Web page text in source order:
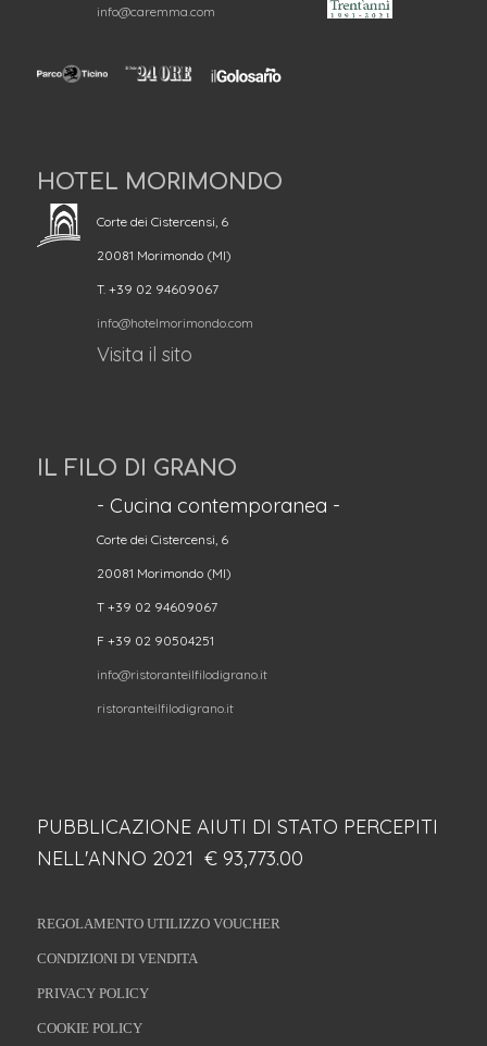
info@caremma.com
HOTEL MORIMONDO
Corte dei Cistercensi, 6
20081 Morimondo (MI)
T. +39 02 94609067
info@hotelmorimondo.com
Visita il sito
IL FILO DI GRANO
- Cucina contemporanea -
Corte dei Cistercensi, 6
20081 Morimondo (MI)
T +39 02 94609067
F +39 02 90504251
info@ristoranteilfilodigrano.it
ristoranteilfilodigrano.it
PUBBLICAZIONE AIUTI DI STATO PERCEPITI
NELL'ANNO 2021 € 93,773.00
REGOLAMENTO UTILIZZO VOUCHER
CONDIZIONI DI VENDITA
PRIVACY POLICY
COOKIE POLICY